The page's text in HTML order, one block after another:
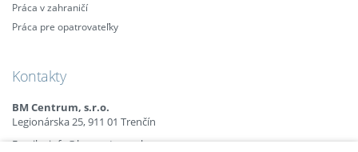
Práca v zahraničí
Práca pre opatrovateľky
Kontakty
BM Centrum, s.r.o.
Legionárska 25, 911 01 Trenčín
Email: info@bmcentrum.sk